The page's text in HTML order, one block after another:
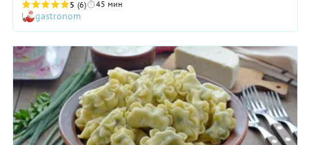
вымесить тесто. Сначала оно будет крутым, но после того,
как полежит, станет более мягким и эластичным. Ну а пока
тесто «отдыхает», можно заняться начинкой. Берем
хорошую говяжью печенку, очищаем от пленок, нарезаем и
жарим вместе с луком. Недолго, иначе она станет слишком
жесткой! После чего пропускаем через мясорубку и
начиняем кружочки теста так, как рекомендуется в рецепте.
Формуем вареники, готовим в кипящей воде и, наконец,
дегустируем с удовольствием!
5 (6) 45 мин
gastronom